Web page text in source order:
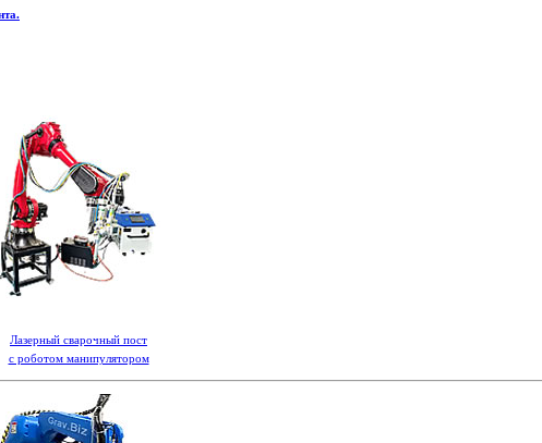
Лазерный сварочный пост
с роботом манипулятором